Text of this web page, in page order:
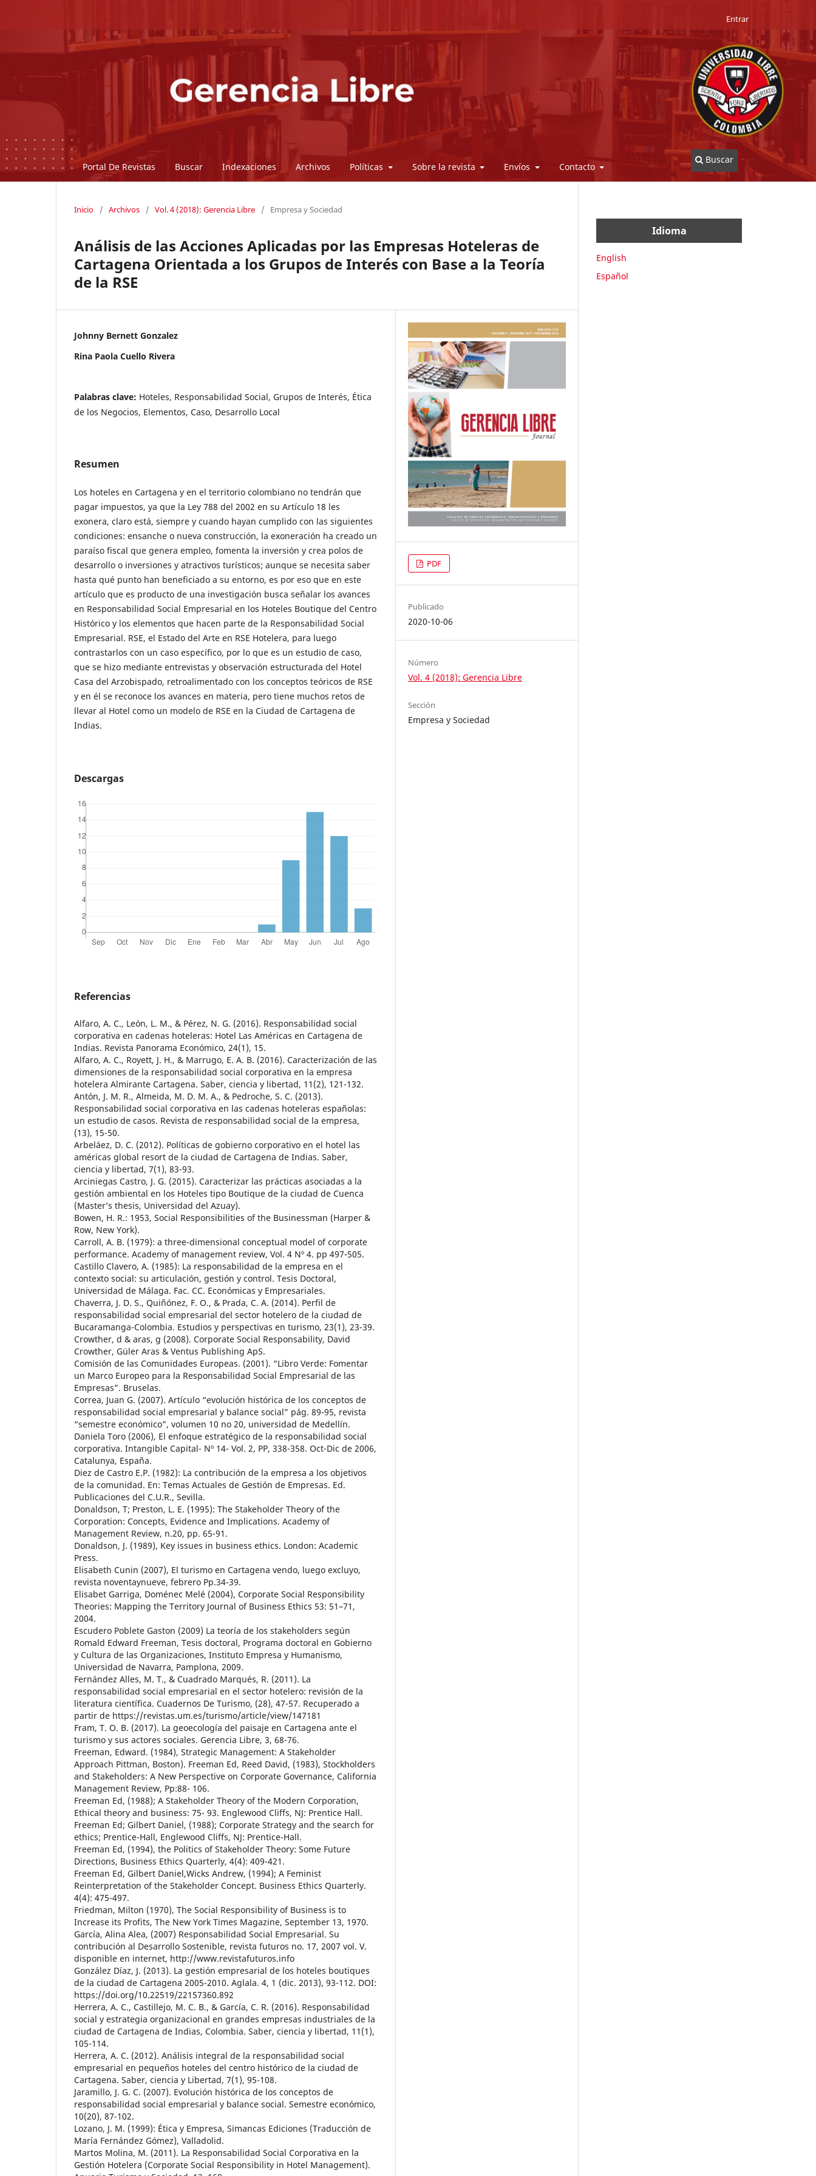
Portal De Revistas Buscar Indexaciones Archivos Políticas Sobre la revista Envíos Contacto
Buscar
Entrar
Inicio / Archivos / Vol. 4 (2018): Gerencia Libre / Empresa y Sociedad
Análisis de las Acciones Aplicadas por las Empresas Hoteleras de
Cartagena Orientada a los Grupos de Interés con Base a la Teoría
de la RSE
Johnny Bernett Gonzalez
Rina Paola Cuello Rivera
Palabras clave: Hoteles, Responsabilidad Social, Grupos de Interés, Ética
de los Negocios, Elementos, Caso, Desarrollo Local
Resumen
Los hoteles en Cartagena y en el territorio colombiano no tendrán que
pagar impuestos, ya que la Ley 788 del 2002 en su Artículo 18 les
exonera, claro está, siempre y cuando hayan cumplido con las siguientes
condiciones: ensanche o nueva construcción, la exoneración ha creado un
paraíso fiscal que genera empleo, fomenta la inversión y crea polos de
desarrollo o inversiones y atractivos turísticos; aunque se necesita saber
hasta qué punto han beneficiado a su entorno, es por eso que en este
artículo que es producto de una investigación busca señalar los avances
en Responsabilidad Social Empresarial en los Hoteles Boutique del Centro
Histórico y los elementos que hacen parte de la Responsabilidad Social
Empresarial. RSE, el Estado del Arte en RSE Hotelera, para luego
contrastarlos con un caso específico, por lo que es un estudio de caso,
que se hizo mediante entrevistas y observación estructurada del Hotel
Casa del Arzobispado, retroalimentado con los conceptos teóricos de RSE
y en él se reconoce los avances en materia, pero tiene muchos retos de
llevar al Hotel como un modelo de RSE en la Ciudad de Cartagena de
Indias.
Descargas
Referencias
Alfaro, A. C., León, L. M., & Pérez, N. G. (2016). Responsabilidad social
corporativa en cadenas hoteleras: Hotel Las Américas en Cartagena de
Indias. Revista Panorama Económico, 24(1), 15.
Alfaro, A. C., Royett, J. H., & Marrugo, E. A. B. (2016). Caracterización de las
dimensiones de la responsabilidad social corporativa en la empresa
hotelera Almirante Cartagena. Saber, ciencia y libertad, 11(2), 121-132.
Antón, J. M. R., Almeida, M. D. M. A., & Pedroche, S. C. (2013).
Responsabilidad social corporativa en las cadenas hoteleras españolas:
un estudio de casos. Revista de responsabilidad social de la empresa,
(13), 15-50.
Arbeláez, D. C. (2012). Políticas de gobierno corporativo en el hotel las
américas global resort de la ciudad de Cartagena de Indias. Saber,
ciencia y libertad, 7(1), 83-93.
Arciniegas Castro, J. G. (2015). Caracterizar las prácticas asociadas a la
gestión ambiental en los Hoteles tipo Boutique de la ciudad de Cuenca
(Master’s thesis, Universidad del Azuay).
Bowen, H. R.: 1953, Social Responsibilities of the Businessman (Harper &
Row, New York).
Carroll, A. B. (1979): a three-dimensional conceptual model of corporate
performance. Academy of management review, Vol. 4 Nº 4. pp 497-505.
Castillo Clavero, A. (1985): La responsabilidad de la empresa en el
contexto social: su articulación, gestión y control. Tesis Doctoral,
Universidad de Málaga. Fac. CC. Económicas y Empresariales.
Chaverra, J. D. S., Quiñónez, F. O., & Prada, C. A. (2014). Perfil de
responsabilidad social empresarial del sector hotelero de la ciudad de
Bucaramanga-Colombia. Estudios y perspectivas en turismo, 23(1), 23-39.
Crowther, d & aras, g (2008). Corporate Social Responsability, David
Crowther, Güler Aras & Ventus Publishing ApS.
Comisión de las Comunidades Europeas. (2001). “Libro Verde: Fomentar
un Marco Europeo para la Responsabilidad Social Empresarial de las
Empresas”. Bruselas.
Correa, Juan G. (2007). Artículo “evolución histórica de los conceptos de
responsabilidad social empresarial y balance social” pág. 89-95, revista
“semestre económico”, volumen 10 no 20, universidad de Medellín.
Daniela Toro (2006), El enfoque estratégico de la responsabilidad social
corporativa. Intangible Capital- Nº 14- Vol. 2, PP, 338-358. Oct-Dic de 2006,
Catalunya, España.
Diez de Castro E.P. (1982): La contribución de la empresa a los objetivos
de la comunidad. En: Temas Actuales de Gestión de Empresas. Ed.
Publicaciones del C.U.R., Sevilla.
Donaldson, T; Preston, L. E. (1995): The Stakeholder Theory of the
Corporation: Concepts, Evidence and Implications. Academy of
Management Review, n.20, pp. 65-91.
Donaldson, J. (1989), Key issues in business ethics. London: Academic
Press.
Elisabeth Cunin (2007), El turismo en Cartagena vendo, luego excluyo,
revista noventaynueve, febrero Pp.34-39.
Elisabet Garriga, Doménec Melé (2004), Corporate Social Responsibility
Theories: Mapping the Territory Journal of Business Ethics 53: 51–71,
2004.
Escudero Poblete Gaston (2009) La teoría de los stakeholders según
Romald Edward Freeman, Tesis doctoral, Programa doctoral en Gobierno
y Cultura de las Organizaciones, Instituto Empresa y Humanismo,
Universidad de Navarra, Pamplona, 2009.
Fernández Alles, M. T., & Cuadrado Marqués, R. (2011). La
responsabilidad social empresarial en el sector hotelero: revisión de la
literatura científica. Cuadernos De Turismo, (28), 47-57. Recuperado a
partir de https://revistas.um.es/turismo/article/view/147181
Fram, T. O. B. (2017). La geoecología del paisaje en Cartagena ante el
turismo y sus actores sociales. Gerencia Libre, 3, 68-76.
Freeman, Edward. (1984), Strategic Management: A Stakeholder
Approach Pittman, Boston). Freeman Ed, Reed David, (1983), Stockholders
and Stakeholders: A New Perspective on Corporate Governance, California
Management Review, Pp:88- 106.
Freeman Ed, (1988); A Stakeholder Theory of the Modern Corporation,
Ethical theory and business: 75- 93. Englewood Cliffs, NJ: Prentice Hall.
Freeman Ed; Gilbert Daniel, (1988); Corporate Strategy and the search for
ethics; Prentice-Hall, Englewood Cliffs, NJ: Prentice-Hall.
Freeman Ed, (1994), the Politics of Stakeholder Theory: Some Future
Directions, Business Ethics Quarterly, 4(4): 409-421.
Freeman Ed, Gilbert Daniel,Wicks Andrew, (1994); A Feminist
Reinterpretation of the Stakeholder Concept. Business Ethics Quarterly.
4(4): 475-497.
Friedman, Milton (1970), The Social Responsibility of Business is to
Increase its Profits, The New York Times Magazine, September 13, 1970.
García, Alina Alea, (2007) Responsabilidad Social Empresarial. Su
contribución al Desarrollo Sostenible, revista futuros no. 17, 2007 vol. V.
disponible en internet, http://www.revistafuturos.info
González Díaz, J. (2013). La gestión empresarial de los hoteles boutiques
de la ciudad de Cartagena 2005-2010. Aglala. 4, 1 (dic. 2013), 93-112. DOI:
https://doi.org/10.22519/22157360.892
Herrera, A. C., Castillejo, M. C. B., & García, C. R. (2016). Responsabilidad
social y estrategia organizacional en grandes empresas industriales de la
ciudad de Cartagena de Indias, Colombia. Saber, ciencia y libertad, 11(1),
105-114.
Herrera, A. C. (2012). Análisis integral de la responsabilidad social
empresarial en pequeños hoteles del centro histórico de la ciudad de
Cartagena. Saber, ciencia y Libertad, 7(1), 95-108.
Jaramillo, J. G. C. (2007). Evolución histórica de los conceptos de
responsabilidad social empresarial y balance social. Semestre económico,
10(20), 87-102.
Lozano, J. M. (1999): Ética y Empresa, Simancas Ediciones (Traducción de
María Fernández Gómez), Valladolid.
Martos Molina, M. (2011). La Responsabilidad Social Corporativa en la
Gestión Hotelera (Corporate Social Responsibility in Hotel Management).
PDF
Publicado
2020-10-06
Número
Vol. 4 (2018): Gerencia Libre
Sección
Empresa y Sociedad
Idioma
English
Español